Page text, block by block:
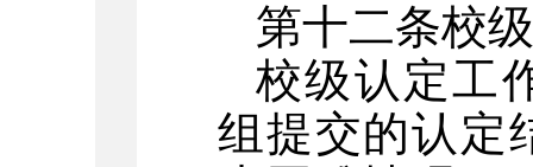
第十二条校
校级认定工
组提交的认定